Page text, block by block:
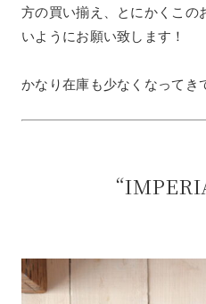
方の買い揃え、とにかくこの
いようにお願い致します！
かなり在庫も少なくなってき